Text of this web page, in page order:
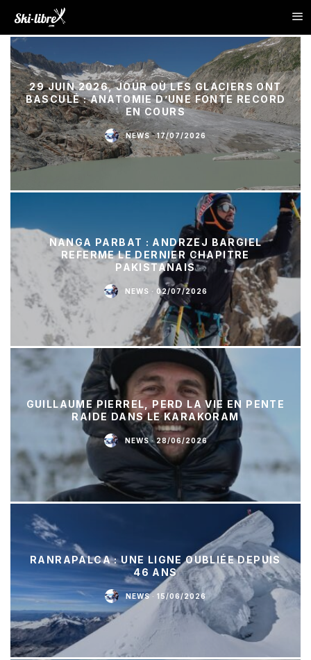
29 JUIN 2026, JOUR OÙ LES GLACIERS ONT
BASCULÉ : ANATOMIE D’UNE FONTE RECORD
EN COURS
NEWS · 17/07/2026
NANGA PARBAT : ANDRZEJ BARGIEL
REFERME LE DERNIER CHAPITRE
PAKISTANAIS
NEWS · 02/07/2026
GUILLAUME PIERREL, PERD LA VIE EN PENTE
RAIDE DANS LE KARAKORAM
NEWS · 28/06/2026
RANRAPALCA : UNE LIGNE OUBLIÉE DEPUIS
46 ANS
NEWS · 15/06/2026